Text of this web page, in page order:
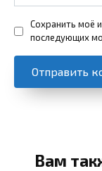
Сохранить моё
последующих
Вам